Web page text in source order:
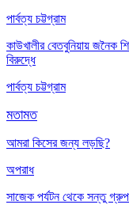
পার্বত্য চট্টগ্রাম
কাউখালীর বেতবুনিয়ায় জনৈক
বিরুদ্ধে
পার্বত্য চট্টগ্রাম
মতামত
আমরা কিসের জন্য লড়ছি?
অপরাধ
সাজেক পর্যটন থেকে সন্তু